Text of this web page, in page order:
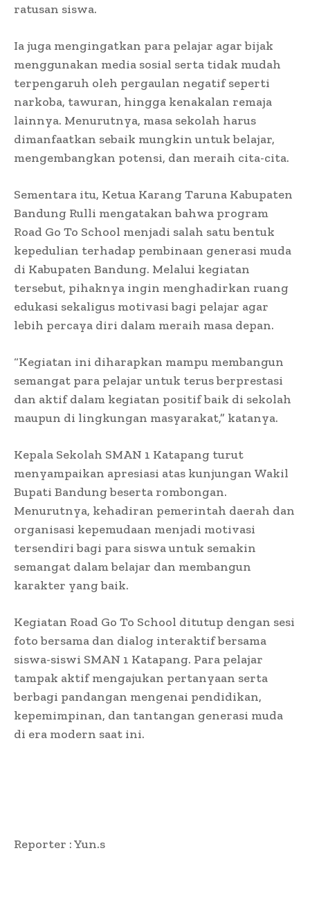
ratusan siswa.
Ia juga mengingatkan para pelajar agar bijak
menggunakan media sosial serta tidak mudah
terpengaruh oleh pergaulan negatif seperti
narkoba, tawuran, hingga kenakalan remaja
lainnya. Menurutnya, masa sekolah harus
dimanfaatkan sebaik mungkin untuk belajar,
mengembangkan potensi, dan meraih cita-cita.
Sementara itu, Ketua Karang Taruna Kabupaten
Bandung Rulli mengatakan bahwa program
Road Go To School menjadi salah satu bentuk
kepedulian terhadap pembinaan generasi muda
di Kabupaten Bandung. Melalui kegiatan
tersebut, pihaknya ingin menghadirkan ruang
edukasi sekaligus motivasi bagi pelajar agar
lebih percaya diri dalam meraih masa depan.
“Kegiatan ini diharapkan mampu membangun
semangat para pelajar untuk terus berprestasi
dan aktif dalam kegiatan positif baik di sekolah
maupun di lingkungan masyarakat,” katanya.
Kepala Sekolah SMAN 1 Katapang turut
menyampaikan apresiasi atas kunjungan Wakil
Bupati Bandung beserta rombongan.
Menurutnya, kehadiran pemerintah daerah dan
organisasi kepemudaan menjadi motivasi
tersendiri bagi para siswa untuk semakin
semangat dalam belajar dan membangun
karakter yang baik.
Kegiatan Road Go To School ditutup dengan sesi
foto bersama dan dialog interaktif bersama
siswa-siswi SMAN 1 Katapang. Para pelajar
tampak aktif mengajukan pertanyaan serta
berbagi pandangan mengenai pendidikan,
kepemimpinan, dan tantangan generasi muda
di era modern saat ini.
Reporter : Yun.s